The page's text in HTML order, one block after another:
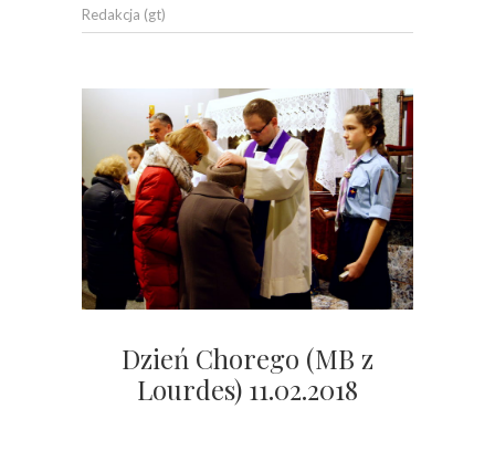
Redakcja (gt)
Dzień Chorego (MB z
Lourdes) 11.02.2018